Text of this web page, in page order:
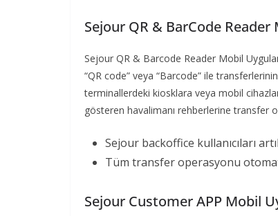
Sejour QR & BarCode Reader
Sejour QR & Barcode Reader Mobil
“QR code” veya “Barcode” ile
terminallerdeki kiosklara veya mobil
gösteren havalimanı rehberlerine transfer
Sejour backoffice kullanıcıları
Tüm transfer operasyonu
Sejour Customer APP Mobil